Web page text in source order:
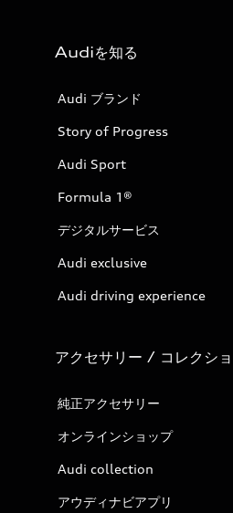
Audiを知る
Audi ブランド
Story of Progress
Audi Sport
Formula 1®
デジタルサービス
Audi exclusive
Audi driving experience
アクセサリー / コレクシ
純正アクセサリー
オンラインショップ
Audi collection
アウディナビアプリ